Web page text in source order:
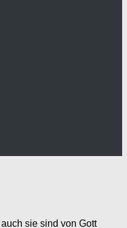
sie sind von Gott